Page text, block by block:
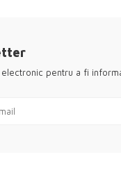
pentru a fi